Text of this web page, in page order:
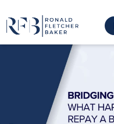
Ga naar de inhoud